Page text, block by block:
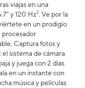
viajas en una
y 120 Hz1. Ve por la
en un prodigio
procesador
Captura fotos y
sistema de cámara
y juega con 2 días
en un instante con
música y películas